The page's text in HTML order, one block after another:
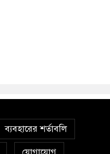
ব্যবহারের শর্তাবলি